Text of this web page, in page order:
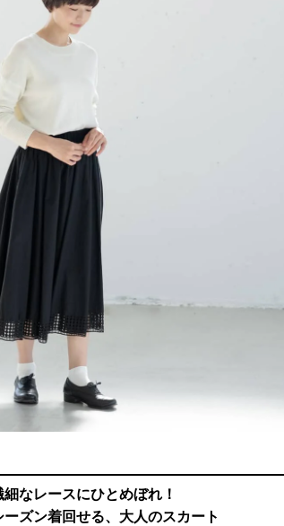
細なレースにひとめぼれ！
ズン着回せる、大人のスカート